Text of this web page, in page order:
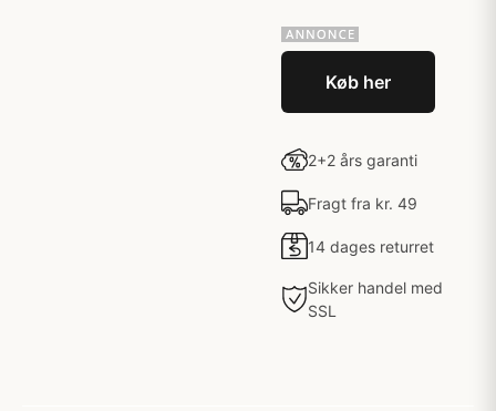
Køb her
2+2 års garanti
Fragt fra kr. 49
14 dages returret
Sikker handel med
SSL